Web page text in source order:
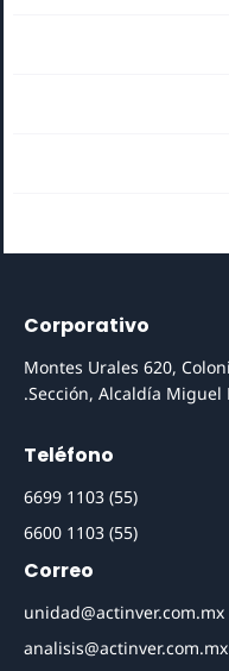
Corporativo
Montes Urales 620,
Sección, Alcaldía Miguel
Teléfono
(55) 1103 6699
(55) 1103 6600
Correo
unidad@actinver.com.mx
analisis@actinver.com.mx